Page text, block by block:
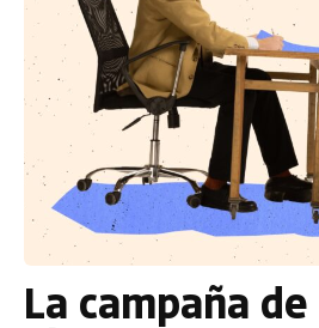
La campaña